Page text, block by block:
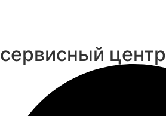
cервисный центр